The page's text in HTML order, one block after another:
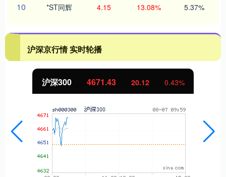
10 *ST同辉 4.15 13.08% 5.37%
沪深京行情 实时轮播
沪深300 4671.43 20.12 0.43%